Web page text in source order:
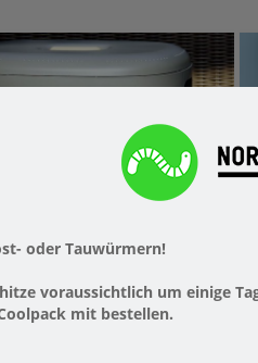
oder Tauwürmern!
voraussichtlich um einige
mit bestellen.